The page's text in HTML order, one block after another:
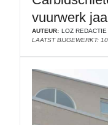
vuurwerk
AUTEUR: LOZ REDACTIE
LAATST BIJGEWERKT: